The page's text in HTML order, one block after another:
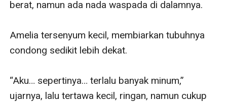
berat, namun ada nada waspada di dalamnya.
Amelia tersenyum kecil, membiarkan tubuhnya
condong sedikit lebih dekat.
“Aku… sepertinya… terlalu banyak minum,”
ujarnya, lalu tertawa kecil, ringan, namun cukup